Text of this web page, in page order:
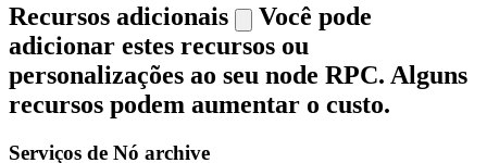
Recursos adicionais
Você pode
adicionar estes recursos ou
personalizações ao seu node RPC. Alguns
recursos podem aumentar o custo.
Serviços de Nó archive